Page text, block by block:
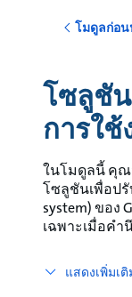
โมดูลก่อ
โซลูชั
การใช้
ในโมดูลนี้ คุณ
โซลูชันเพื่อป
system) ของ
เฉพาะเมื่อคำ
แสดงเพิ่มเติ